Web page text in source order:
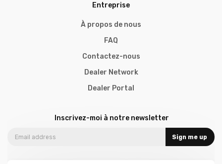
Entreprise
À propos de nous
FAQ
Contactez-nous
Dealer Network
Dealer Portal
Inscrivez-moi à notre newsletter
Sign me up